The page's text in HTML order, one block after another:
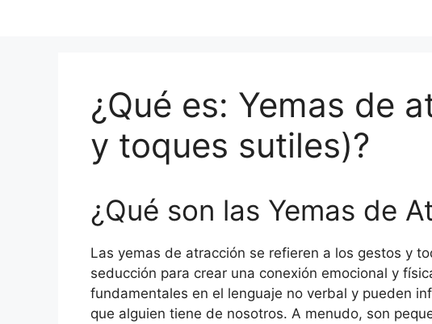
¿Qué es: Yemas de
y toques sutiles)?
¿Qué son las Yemas de
Las yemas de atracción se refieren a los gestos y
seducción para crear una conexión emocional y
fundamentales en el lenguaje no verbal y pueden
que alguien tiene de nosotros. A menudo, son